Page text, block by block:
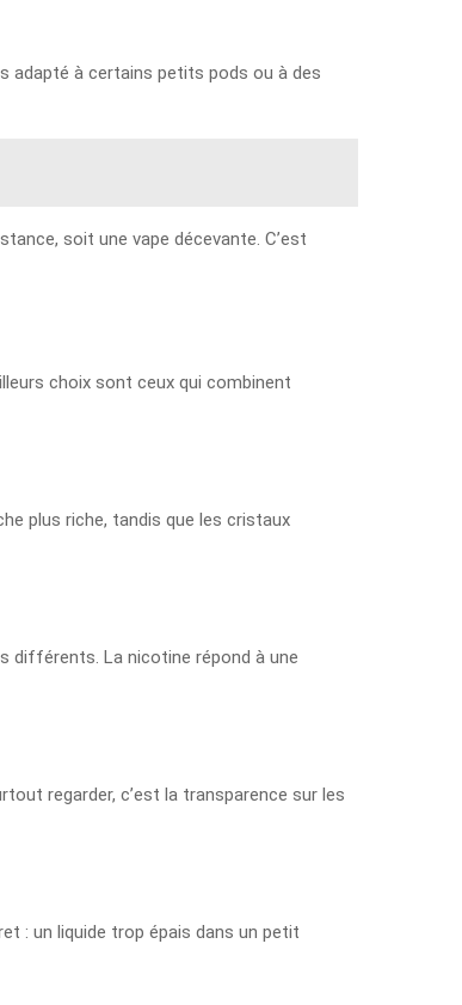
adapté à certains petits pods ou à des
soit une vape décevante. C’est
choix sont ceux qui combinent
plus riche, tandis que les cristaux
différents. La nicotine répond à une
regarder, c’est la transparence sur les
: un liquide trop épais dans un petit